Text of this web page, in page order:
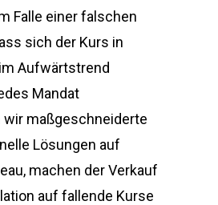
Falle einer falschen
sich der Kurs in
Aufwärtstrend
Mandat
maßgeschneiderte
Lösungen auf
machen der Verkauf
auf fallende Kurse